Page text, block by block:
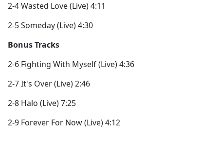
2-4 Wasted Love (Live) 4:11
2-5 Someday (Live) 4:30
Bonus Tracks
2-6 Fighting With Myself (Live) 4:36
2-7 It's Over (Live) 2:46
2-8 Halo (Live) 7:25
2-9 Forever For Now (Live) 4:12